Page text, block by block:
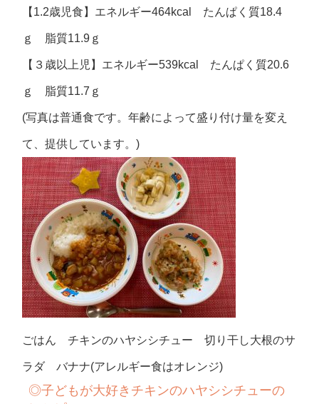
【1.2歳児食】エネルギー464kcal たんぱく質18.4
ｇ 脂質11.9ｇ
【３歳以上児】エネルギー539kcal たんぱく質20.6
ｇ 脂質11.7ｇ
(写真は普通食です。年齢によって盛り付け量を変え
て、提供しています。)
ごはん チキンのハヤシシチュー 切り干し大根のサ
ラダ バナナ(アレルギー食はオレンジ)
◎子どもが大好きチキンのハヤシシチューの